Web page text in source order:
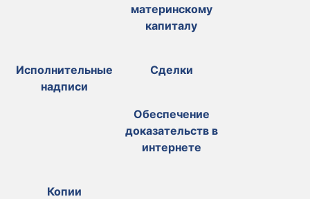
материнскому
капиталу
Исполнительные
надписи
Сделки
Обеспечение
доказательств в
интернете
Копии